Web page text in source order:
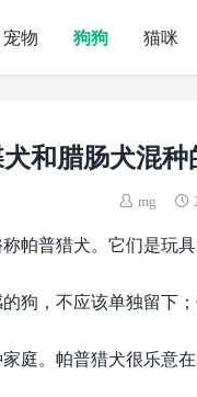
宠物 狗狗 猫咪
和腊肠犬混
mg
帕普猎犬。它们是玩
狗，不应该单独留下
庭。帕普猎犬很乐意